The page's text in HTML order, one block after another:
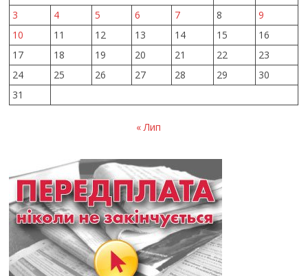
3
4 5 6 7 8
9
10
11 12 13 14 15
16
17
18 19 20 21 22
23
24
25 26 27 28 29
30
31
« Лип